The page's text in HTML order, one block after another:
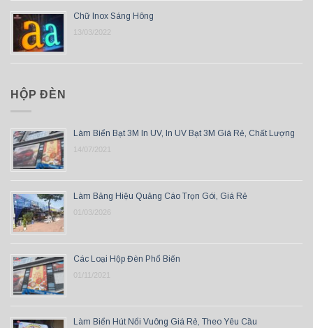
Chữ Inox Sáng Hông
13/03/2022
HỘP ĐÈN
Làm Biển Bạt 3M In UV, In UV Bạt 3M Giá Rẻ, Chất Lượng
14/07/2021
Làm Bảng Hiệu Quảng Cáo Trọn Gói, Giá Rẻ
01/03/2026
Các Loại Hộp Đèn Phổ Biến
01/11/2021
Làm Biển Hút Nổi Vuông Giá Rẻ, Theo Yêu Cầu